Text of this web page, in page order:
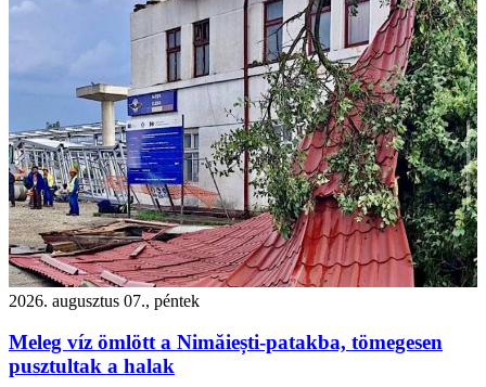
2026. augusztus 07., péntek
Meleg víz ömlött a Nimăiești-patakba, tömegesen
pusztultak a halak